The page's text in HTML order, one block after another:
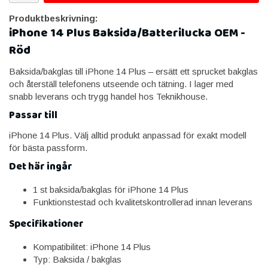
Produktbeskrivning:
iPhone 14 Plus Baksida/Batterilucka OEM -
Röd
Baksida/bakglas till iPhone 14 Plus – ersätt ett sprucket bakglas
och återställ telefonens utseende och tätning. I lager med
snabb leverans och trygg handel hos Teknikhouse.
Passar till
iPhone 14 Plus. Välj alltid produkt anpassad för exakt modell
för bästa passform.
Det här ingår
1 st baksida/bakglas för iPhone 14 Plus
Funktionstestad och kvalitetskontrollerad innan leverans
Specifikationer
Kompatibilitet: iPhone 14 Plus
Typ: Baksida / bakglas